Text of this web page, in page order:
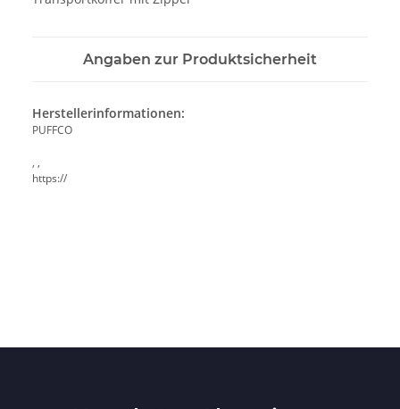
Angaben zur Produktsicherheit
Herstellerinformationen:
PUFFCO
, ,
https://